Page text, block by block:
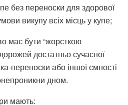
без переноски для здорової
викупу всіх місць у купе;
має бути “жорсткою
достатньо сучасної
переноски або іншої ємності
дном.
мають: